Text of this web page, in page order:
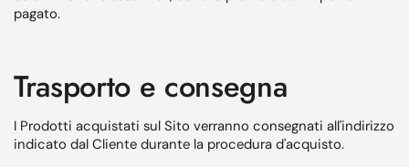
pagato.
Trasporto e consegna
I Prodotti acquistati sul Sito verranno consegnati all'indirizzo
indicato dal Cliente durante la procedura d'acquisto.